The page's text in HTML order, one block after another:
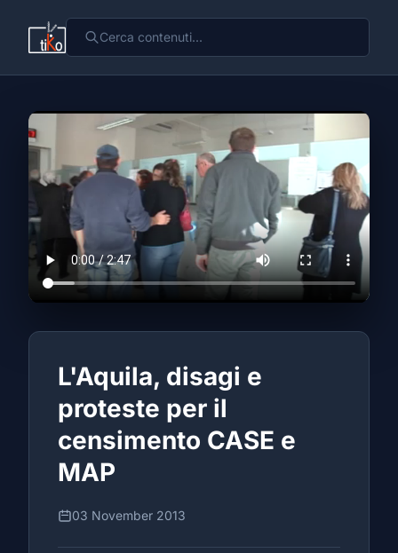
L'Aquila, disagi e
proteste per il
censimento CASE e
MAP
03 November 2013